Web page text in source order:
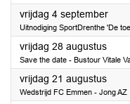
vrijdag 4 september2026
Uitnodiging SportDrenthe 'De
vrijdag 28 augustus2026
Save the date - Bustour Vitale
vrijdag 21 augustus2026
Wedstrijd FC Emmen - Jong AZ